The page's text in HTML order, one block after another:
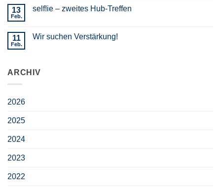
13
Feb.
self!ie – zweites Hub-Treffen
11
Feb.
Wir suchen Verstärkung!
ARCHIV
2026
2025
2024
2023
2022